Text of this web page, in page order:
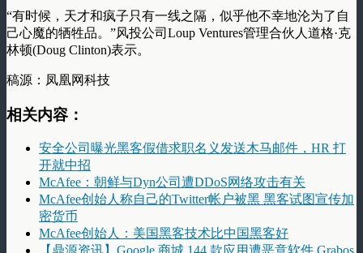
“有时候，天才和疯子只有一线之隔，似乎他不幸地沦为了自
己心魔的牺牲品。”风投公司Loup Ventures管理合伙人道格·克
林顿(Doug Clinton)表示。
稿源：凤凰网科技
相关内容：
安全公司曝光黑客假借求职名义发送木马邮件，HR 打
开就中招
McAfee：朝鲜与Dyn公司遭DDoS网络攻击有关
McAfee创始人称自己的Twitter帐户被黑 黑客试图宣传加
密货币
McAfee创始人：美国黑客技术比中国黑客好